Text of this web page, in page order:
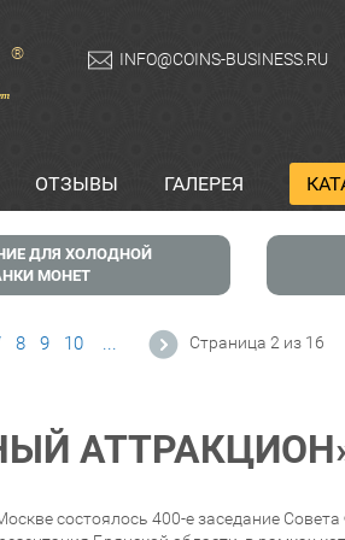
® INFO@COINS-BUSINESS.RU
ОТЗЫВЫ ГАЛЕРЕЯ
ДЛЯ ХОЛОДНОЙ
МОНЕТ
Страница 2 из 16
8 9 10 ...
состоялось 400-е заседание